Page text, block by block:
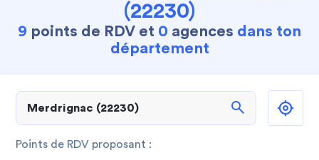
(22230)
9 points de RDV et 0 agences dans ton
département
search
Points de RDV proposant :